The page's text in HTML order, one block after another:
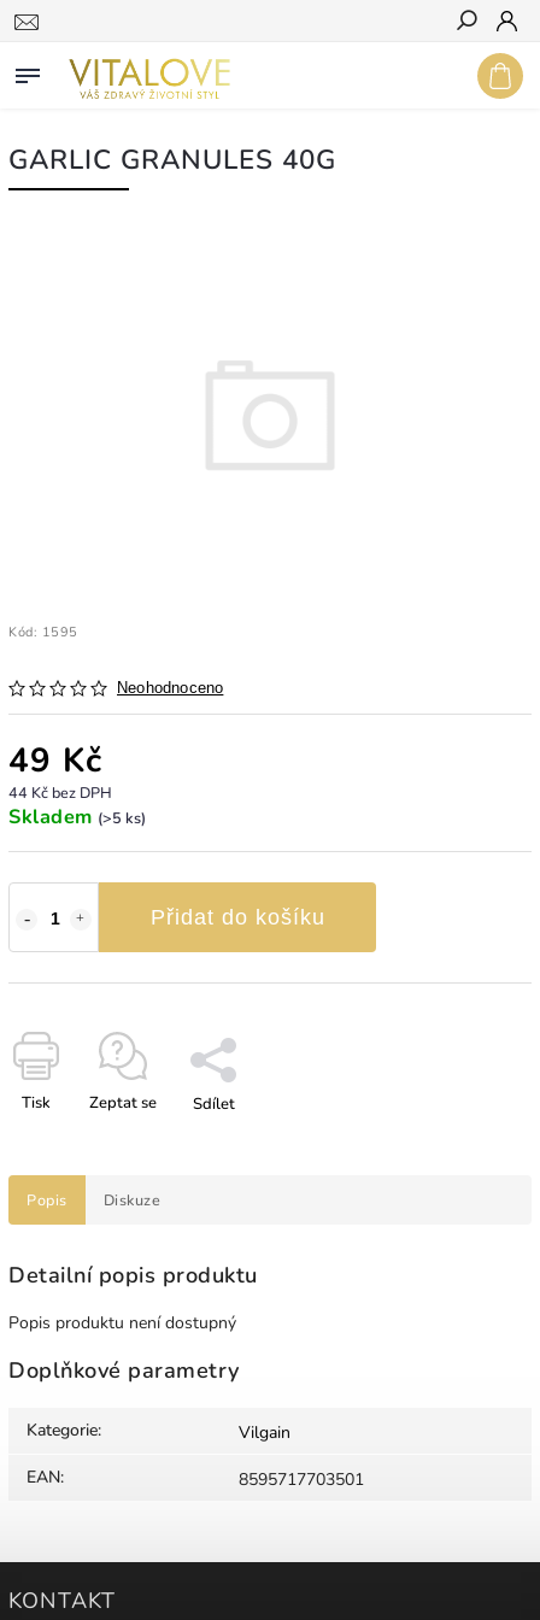
Hledat
GARLIC GRANULES 40G
Kód: 1595
Neohodnoceno
49 Kč
44 Kč bez DPH
Skladem (>5 ks)
Přidat do košíku
Tisk Zeptat se Sdílet
Popis Diskuze
Detailní popis produktu
Popis produktu není dostupný
Doplňkové parametry
Kategorie:
Vilgain
EAN: 8595717703501
KONTAKT